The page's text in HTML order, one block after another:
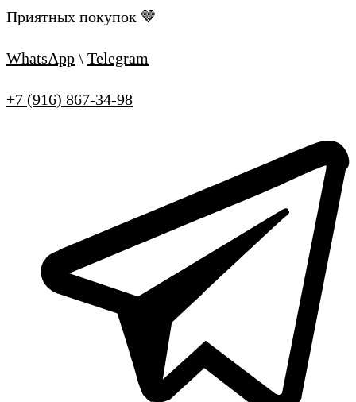
Приятных покупок 🤎
WhatsApp \ Telegram
+7 (916) 867-34-98